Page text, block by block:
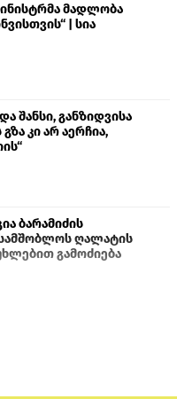
მადლობა
| სია
შანსი, განზიდვისა
კი არ აერჩია,
ბარამიძის
ღალატის
გამოძიება